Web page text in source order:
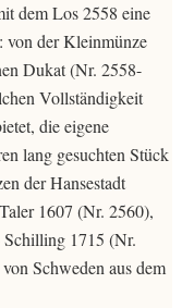
dem Los 2558 eine
von der Kleinmünze
Dukat (Nr. 2558-
Vollständigkeit
die eigene
lang gesuchten Stück
der Hansestadt
1607 (Nr. 2560),
1715 (Nr.
Schweden aus dem